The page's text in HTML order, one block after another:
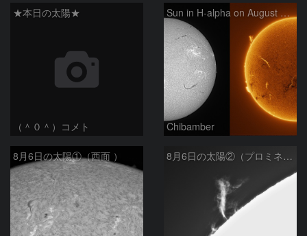
★本日の太陽★
（＾０＾）コメト
Sun in H-alpha on August 6, 2026
Chibamber
8月6日の太陽①（西面 ） 8月6日の太陽②（プロミネン北東縁 ）